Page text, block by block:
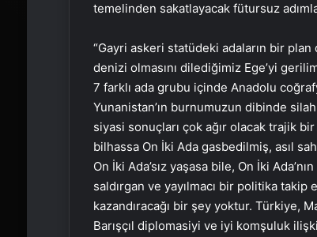
temelinden sakatlayacak fütursuz
“Gayri askeri statüdeki adaların bir plan
denizi olmasını dilediğimiz Ege’yi
7 farklı ada grubu içinde Anadolu
Yunanistan’ın burnumuzun dibinde
siyasi sonuçları çok ağır olacak trajik
bilhassa On İki Ada gasbedilmiş, asıl
On İki Ada’sız yaşasa bile, On İki
saldırgan ve yayılmacı bir politika
kazandıracağı bir şey yoktur. Türkiye,
Barışçıl diplomasiyi ve iyi komşuluk